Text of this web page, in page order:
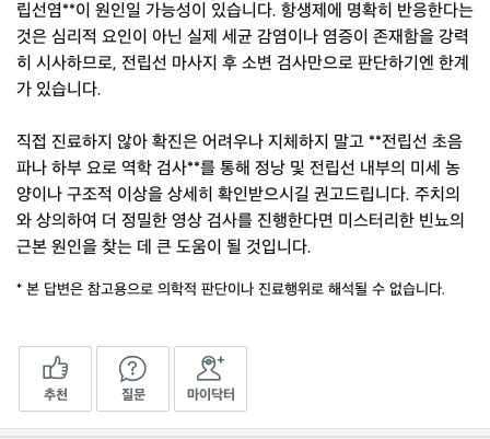
립선염**이 원인일 가능성이 있습니다. 항생제에 명확히 반응한다는
것은 심리적 요인이 아닌 실제 세균 감염이나 염증이 존재함을 강력
히 시사하므로, 전립선 마사지 후 소변 검사만으로 판단하기엔 한계
가 있습니다.
직접 진료하지 않아 확진은 어려우나 지체하지 말고 **전립선 초음
파나 하부 요로 역학 검사**를 통해 정낭 및 전립선 내부의 미세 농
양이나 구조적 이상을 상세히 확인받으시길 권고드립니다. 주치의
와 상의하여 더 정밀한 영상 검사를 진행한다면 미스터리한 빈뇨의
근본 원인을 찾는 데 큰 도움이 될 것입니다.
* 본 답변은 참고용으로 의학적 판단이나 진료행위로 해석될 수 없습니다.
추천 질문 마이닥터